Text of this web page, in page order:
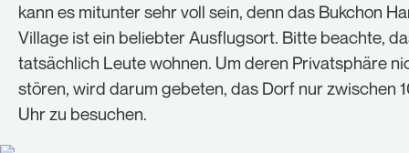
kann es mitunter sehr voll sein, denn das Bukchon
Village ist ein beliebter Ausflugsort. Bitte beachte,
tatsächlich Leute wohnen. Um deren Privatsphäre
stören, wird darum gebeten, das Dorf nur zwischen
Uhr zu besuchen.